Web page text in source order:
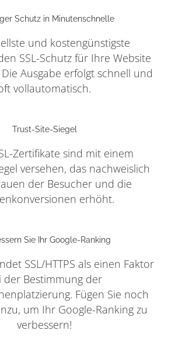
Schutz in Minutenschnelle
und kostengünstigste
SSL-Schutz für Ihre Website
Ausgabe erfolgt schnell und
vollautomatisch.
Trust-Site-Siegel
Zertifikate sind mit einem
versehen, das nachweislich
der Besucher und die
erhöht.
Sie Ihr Google-Ranking
SSL/HTTPS als einen Faktor
der Bestimmung der
Fügen Sie noch
um Ihr Google-Ranking zu
verbessern!